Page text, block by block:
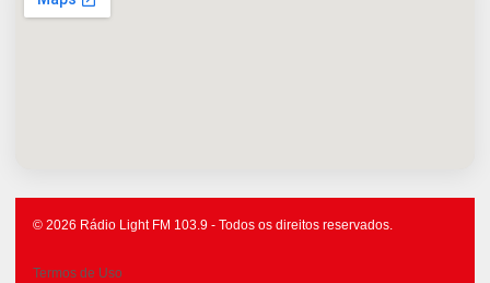
© 2026 Rádio Light FM 103.9 - Todos os direitos reservados.
Termos de Uso